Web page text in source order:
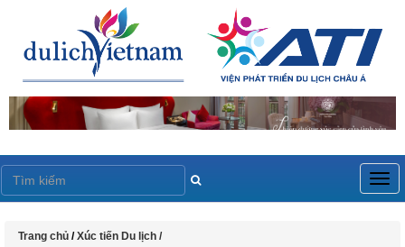
Trang chủ /Xúc tiến Du lịch /